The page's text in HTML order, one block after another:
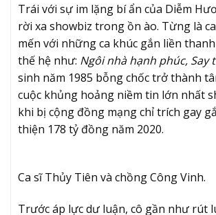
Trái với sự im lặng bí ẩn của Diễm
rời xa showbiz trong ồn ào. Từng là
mến với những ca khúc gắn liền
thế hệ như: Ngôi nhà hạnh phúc, Say
sinh năm 1985 bỗng chốc trở thành
cuộc khủng hoảng niềm tin lớn nhất
khi bị cộng đồng mạng chỉ trích gay
thiện 178 tỷ đồng năm 2020.
Ca sĩ Thủy Tiên và chồng Công Vinh.
Trước áp lực dư luận, cô gần như rút